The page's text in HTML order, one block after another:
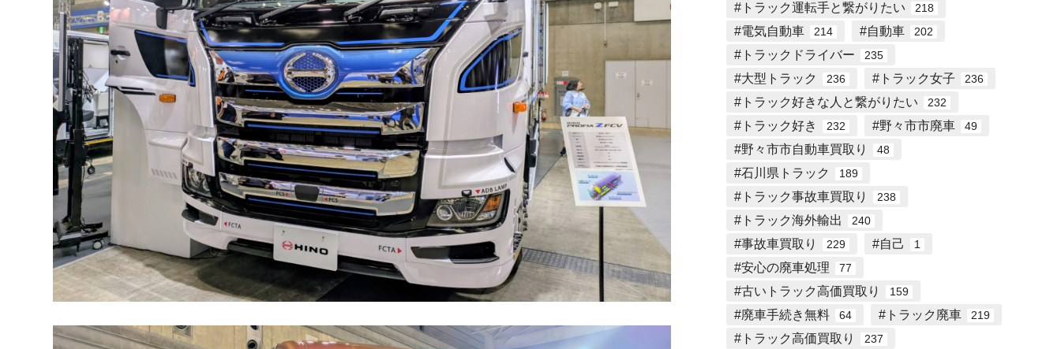
トラック運転手と繋がりたい 218
電気自動車 214 自動車 202
トラックドライバー 235
大型トラック 236 トラック女子 236
トラック好きな人と繋がりたい 232
トラック好き 232 野々市市廃車 49
野々市市自動車買取り 48
石川県トラック 189
トラック事故車買取り 238
トラック海外輸出 240
事故車買取り 229 自己 1
安心の廃車処理 77
古いトラック高価買取り 159
廃車手続き無料 64 トラック廃車 219
トラック高価買取り 237